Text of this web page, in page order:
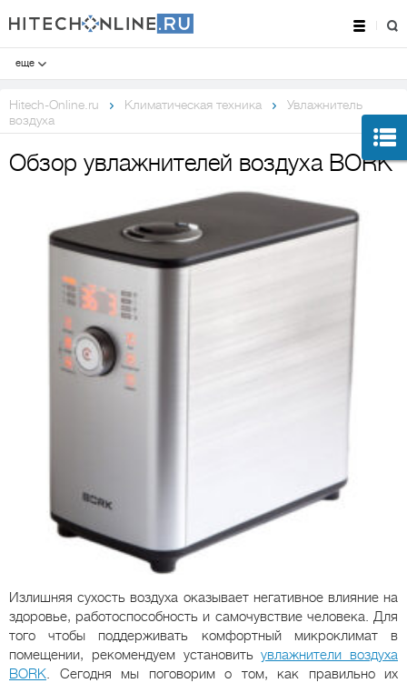
еще
Hitech-Online.ru Климатическая техника
Увлажнитель
воздуха
Обзор увлажнителей воздуха BORK
Излишняя сухость воздуха оказывает негативное влияние на
здоровье, работоспособность и самочувствие человека. Для
того чтобы поддерживать комфортный микроклимат в
помещении, рекомендуем установитьувлажнители воздуха
BORK. Сегодня мы поговорим о том, как правильно их